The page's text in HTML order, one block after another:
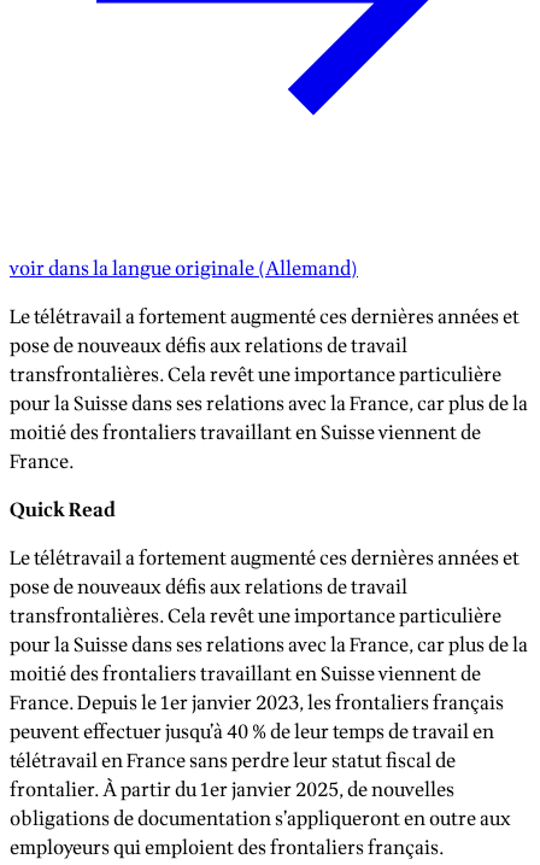
voir dans la langue originale(Allemand)
Le télétravail a fortement augmenté ces dernières années et
pose de nouveaux défis aux relations de travail
transfrontalières. Cela revêt une importance particulière
pour la Suisse dans ses relations avec la France, car plus de la
moitié des frontaliers travaillant en Suisse viennent de
France.
Quick Read
Le télétravail a fortement augmenté ces dernières années et
pose de nouveaux défis aux relations de travail
transfrontalières. Cela revêt une importance particulière
pour la Suisse dans ses relations avec la France, car plus de la
moitié des frontaliers travaillant en Suisse viennent de
France. Depuis le 1er janvier 2023, les frontaliers français
peuvent effectuer jusqu’à 40 % de leur temps de travail en
télétravail en France sans perdre leur statut fiscal de
frontalier. À partir du 1er janvier 2025, de nouvelles
obligations de documentation s’appliqueront en outre aux
employeurs qui emploient des frontaliers français.